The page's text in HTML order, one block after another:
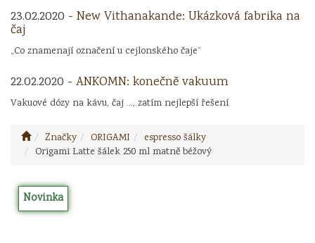
23.02.2020 - New Vithanakande: Ukázková fabrika na
čaj
„Co znamenají označení u cejlonského čaje“
22.02.2020 - ANKOMN: konečně vakuum
Vakuové dózy na kávu, čaj ..., zatím nejlepší řešení
Značky ORIGAMI
espresso šálky
Origami Latte šálek 250 ml matně béžový
Novinka